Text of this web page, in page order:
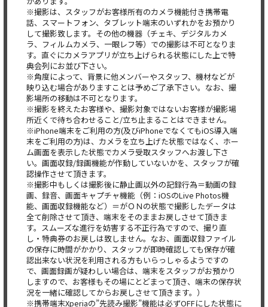
※撮影は、スタッフがお客様所有のカメラ機能付き携帯電
話、スマートフォン、タブレット端末のいずれかをお預かり
して撮影致します。その他の機器（チェキ、デジタルカメ
ラ、フィルムカメラ、一眼レフ等）での撮影は不可となりま
す。直ぐにカメラアプリが立ち上げられる状態にした上で特
典会列にお並び下さい。
※角度によって、背景に他メンバーやスタッフ、機材などが
映り込む場合がありますことは予めご了承下さい。なお、撮
影場所の移動は不可となります。
※撮影を終えたお客様や、撮影対象ではないお客様が撮影場
所近くで待ち合わせること/立ち止まることはできません。
※iPhone端末をご利用の方(及びiPhoneでなくてもiOS導入端
末をご利用の方)は、カメラを立ち上げた状態ではなく、ホー
ム画面を表示した状態でカメラ受取スタッフへお渡し下さ
い。画面収録/録画機能が作動していないかを、スタッフが確
認操作させて頂きます。
※撮影中もしくは撮影後に静止画以外の記録行為＝動画の録
画、録音、画面キャプチャ機能（例：iOSのLive Photos機
能、画面収録機能など）＝がＯＮの状態で撮影したデータは
全て削除させて頂き、端末をそのままお戻しさせて頂きま
す。スムーズな進行を妨害する不正行為ですので、撮り直
し・特典券のお戻しは致しません。なお、画面収録ファイル
の保存に時間がかかり、スタッフが即時確認しても保存が確
認出来ない状況を利用される方もいらっしゃるようですの
で、画面録画が疑わしい場合は、端末をスタッフがお預かり
しますので、お客様もその場にとどまって頂き、端末の保存状
況を一緒に確認してからお戻しさせて頂きます。）
※携帯端末Xperiaの”先読み撮影”機能は必ずOFFにした状態に